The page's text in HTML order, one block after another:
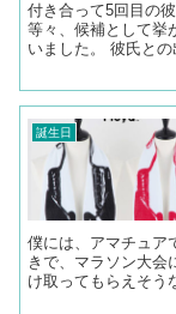
付き合って5回目の
等々、候補として挙
いました。 彼氏と
彼は音楽活動をし
誕生日
僕には、アマチュア
きで、マラソン大会
け取ってもらえそう
ルは、肩からかけ